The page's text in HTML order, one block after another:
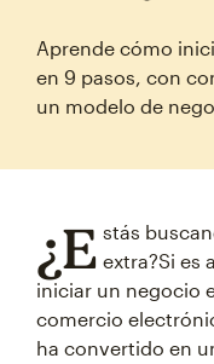
Aprende cómo
en 9 pasos, con
un modelo de
¿E stás
extra?Si es
iniciar un negocio
comercio
ha convertido en